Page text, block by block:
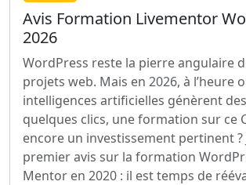
Avis Formation Livementor
2026
WordPress reste la pierre angulaire
projets web. Mais en 2026, à l’heure
intelligences artificielles génèrent
quelques clics, une formation sur ce
encore un investissement pertinent ?
premier avis sur la formation
Mentor en 2020 : il est temps de